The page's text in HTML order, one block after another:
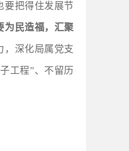
要把得住发展节
为民造福，汇聚
，深化局属党支
工程”、不留历